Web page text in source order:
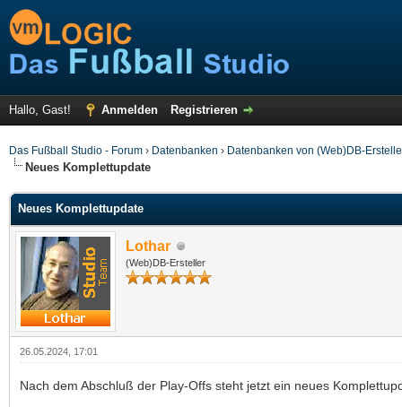
Hallo, Gast! Anmelden Registrieren
Das Fußball Studio - Forum › Datenbanken › Datenbanken von (Web)DB-
Neues Komplettupdate
Neues Komplettupdate
Lothar
(Web)DB-Ersteller
26.05.2024, 17:01
Nach dem Abschluß der Play-Offs steht jetzt ein neues